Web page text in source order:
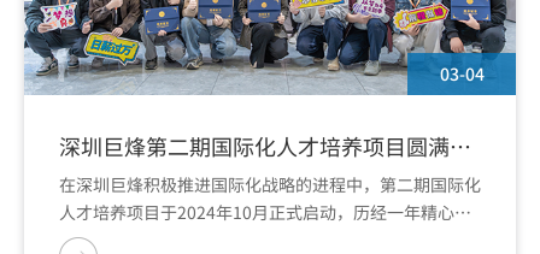
03-04
深圳巨烽第二期国际化人才培养项目圆满收
官
在深圳巨烽积极推进国际化战略的进程中，第二期国际化
人才培养项目于2024年10月正式启动，历经一年精心组
织，于2026年3月4日正式结项。58名学员踏上国际化能